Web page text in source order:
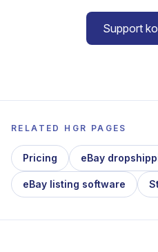
Support
RELATED HGR PAGES
Pricing eBay
eBay listing software